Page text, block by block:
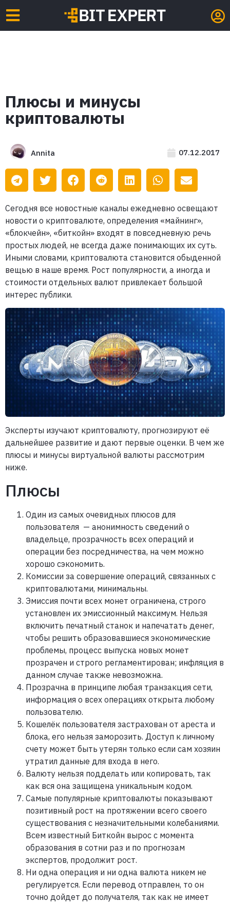
Плюсы и минусы
криптовалюты
Annita 07.12.2017
Сегодня все новостные каналы ежедневно освещают
новости о криптовалюте, определения «майнинг»,
«блокчейн», «биткойн» входят в повседневную речь
простых людей, не всегда даже понимающих их суть.
Иными словами, криптовалюта становится обыденной
вещью в наше время. Рост популярности, а иногда и
стоимости отдельных валют привлекает большой
интерес публики.
Эксперты изучают криптовалюту, прогнозируют её
дальнейшее развитие и дают первые оценки. В чем же
плюсы и минусы виртуальной валюты рассмотрим
ниже.
Плюсы
Один из самых очевидных плюсов для
пользователя — анонимность сведений о
владельце, прозрачность всех операций и
операции без посредничества, на чем можно
хорошо сэкономить.
Комиссии за совершение операций, связанных с
криптовалютами, минимальны.
Эмиссия почти всех монет ограничена, строго
установлен их эмиссионный максимум. Нельзя
включить печатный станок и напечатать денег,
чтобы решить образовавшиеся экономические
проблемы, процесс выпуска новых монет
прозрачен и строго регламентирован; инфляция в
данном случае также невозможна.
Прозрачна в принципе любая транзакция сети,
информация о всех операциях открыта любому
пользователю.
Кошелёк пользователя застрахован от ареста и
блока, его нельзя заморозить. Доступ к личному
счету может быть утерян только если сам хозяин
утратил данные для входа в него.
Валюту нельзя подделать или копировать, так
как вся она защищена уникальным кодом.
Самые популярные криптовалюты показывают
позитивный рост на протяжении всего своего
существования с незначительными колебаниями.
Всем известный Биткойн вырос с момента
образования в сотни раз и по прогнозам
экспертов, продолжит рост.
Ни одна операция и ни одна валюта никем не
регулируется. Если перевод отправлен, то он
точно дойдет до получателя, так как не имеет